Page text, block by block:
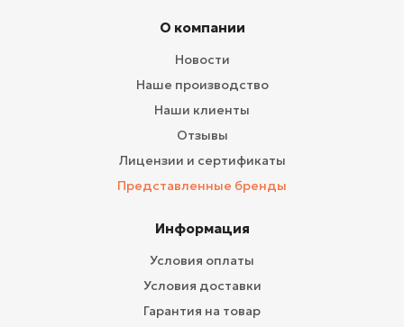
О компании
Новости
Наше производство
Наши клиенты
Отзывы
Лицензии и сертификаты
Представленные бренды
Информация
Условия оплаты
Условия доставки
Гарантия на товар